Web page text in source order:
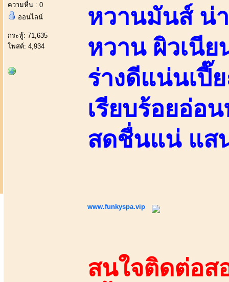
ความหื่น : 0
ออนไลน์
กระทู้: 71,635
โพสต์: 4,934
หวานมันส์ น่
หวาน ผิวเนี
ร่างดีแน่นเปี๊
เรียบร้อยอ่อ
สดชื่นแน่ แส
www.funkyspa.vip
สนใจติดต่อส